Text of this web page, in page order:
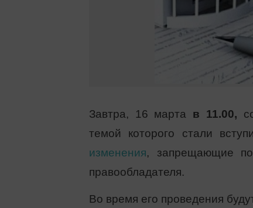
Завтра, 16 марта в 11.00,
темой которого стали
изменения, запрещающие
правообладателя.
Во время его проведения